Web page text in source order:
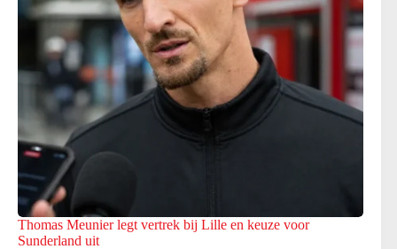
Thomas Meunier legt vertrek bij Lille en keuze voor
Sunderland uit